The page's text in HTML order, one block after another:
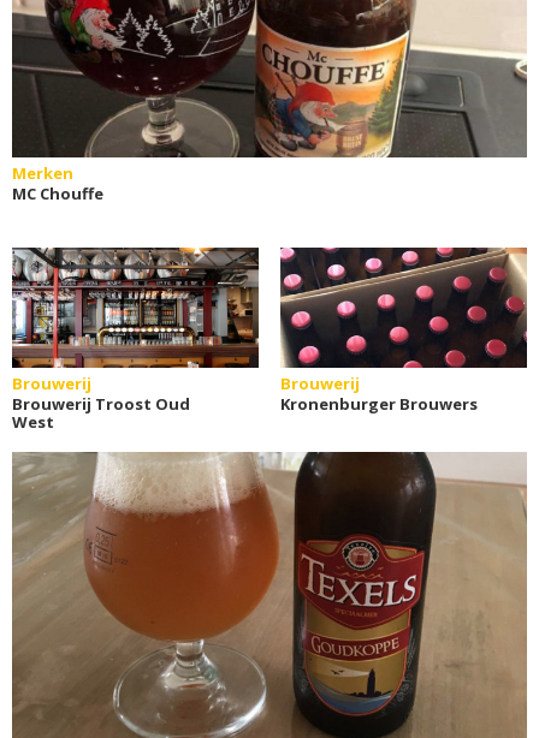
Merken
MC Chouffe
Brouwerij
Brouwerij Troost Oud
West
Brouwerij
Kronenburger Brouwers